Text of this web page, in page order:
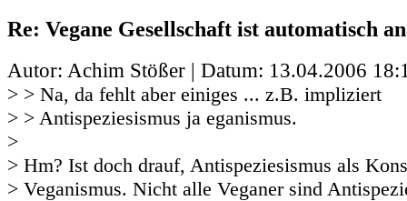
Re: Vegane Gesellschaft ist automatisch
Autor: Achim Stößer | Datum: 13.04.2006
> > Na, da fehlt aber einiges ... z.B. impliziert
> > Antispeziesismus ja eganismus.
>
> Hm? Ist doch drauf, Antispeziesismus als
> Veganismus. Nicht alle Veganer sind